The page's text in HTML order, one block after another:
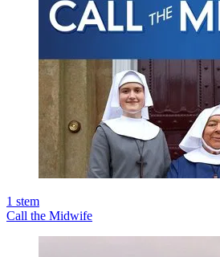
1 stem
Call the Midwife